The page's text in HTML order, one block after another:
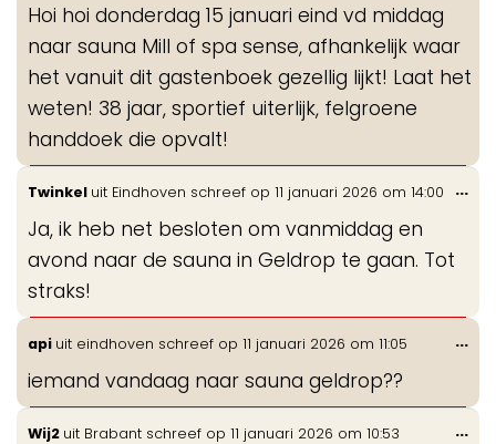
Hoi hoi donderdag 15 januari eind vd middag
naar sauna Mill of spa sense, afhankelijk waar
het vanuit dit gastenboek gezellig lijkt! Laat het
weten! 38 jaar, sportief uiterlijk, felgroene
handdoek die opvalt!
Twinkel uit Eindhoven schreef op 11 januari 2026 om 14:00
Ja, ik heb net besloten om vanmiddag en
avond naar de sauna in Geldrop te gaan. Tot
straks!
...
api uit eindhoven schreef op 11 januari 2026 om 11:05
iemand vandaag naar sauna geldrop??
...
Wij2 uit Brabant schreef op 11 januari 2026 om 10:53 ...